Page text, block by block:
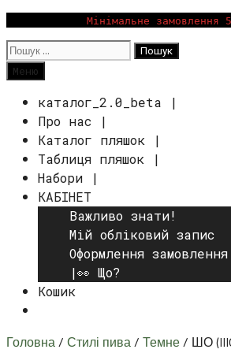
до
вмісту
Мінімальне
Пошук:
Пошук
Меню
каталог_2.0_beta |
Про нас |
Каталог пляшок |
Таблиця пляшок |
Набори |
КАБІНЕТ
Важливо знати!
Мій обліковий запис
Оформлення замовлення
|👀 Що?
Кошик
Головна/ Стилі пива/ Темне/ ШО